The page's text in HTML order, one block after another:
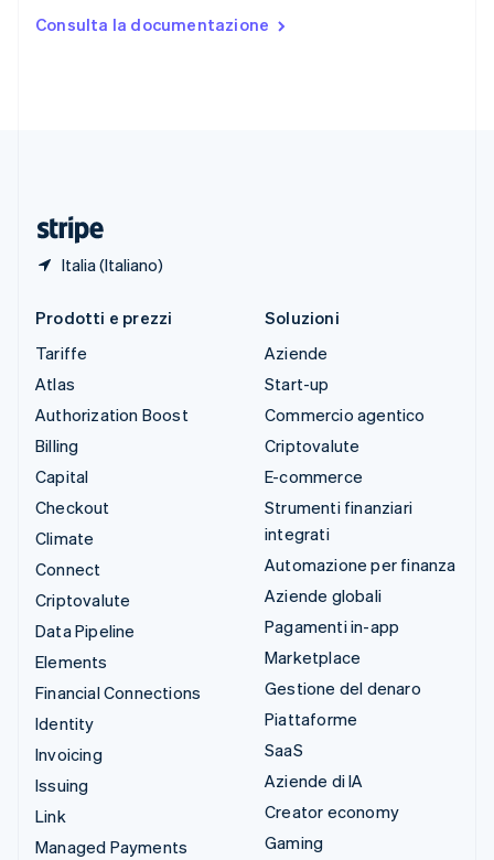
Consulta la documentazione
Italia (Italiano)
English Español简体中文
Prodotti e prezzi
Tariffe
Atlas
Authorization Boost
Billing
Capital
Checkout
Climate
Connect
Criptovalute
Data Pipeline
Elements
Financial Connections
Identity
Invoicing
Issuing
Link
Managed Payments
Soluzioni
Aziende
Start-up
Commercio agentico
Criptovalute
E-commerce
Strumenti finanziari
integrati
Automazione per finanza
Aziende globali
Pagamenti in-app
Marketplace
Gestione del denaro
Piattaforme
SaaS
Aziende di IA
Creator economy
Gaming